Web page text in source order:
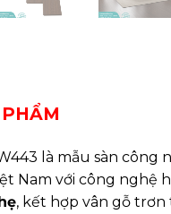
là mẫu sàn
Nam với công nghệ
, kết hợp vân gỗ